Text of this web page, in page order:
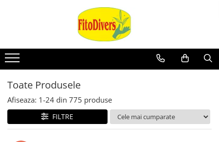
Toate Produsele
Afiseaza: 1-24 din 775 produse
FILTRE